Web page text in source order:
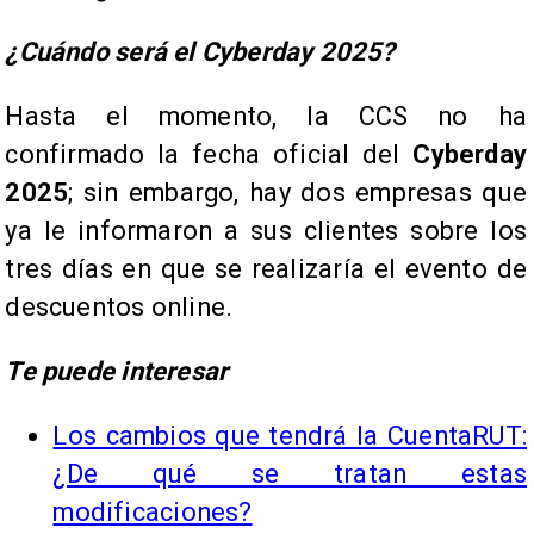
¿Cuándo será el Cyberday 2025?
Hasta el momento, la CCS no ha
confirmado la fecha oficial del Cyberday
2025; sin embargo, hay dos empresas que
ya le informaron a sus clientes sobre los
tres días en que se realizaría el evento de
descuentos online.
Te puede interesar
Los cambios que tendrá la CuentaRUT:
¿De qué se tratan estas
modificaciones?